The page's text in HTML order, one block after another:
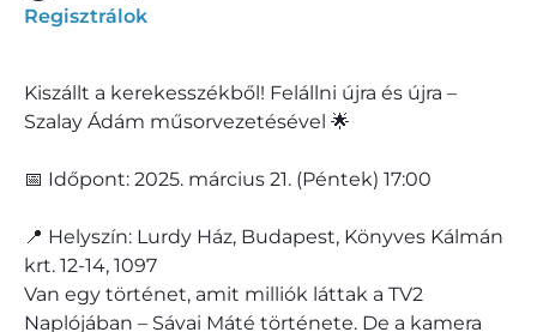
Regisztrálok
Kiszállt a kerekesszékből! Felállni újra és újra –
Szalay Ádám műsorvezetésével 🌟
📅 Időpont: 2025. március 21. (Péntek) 17:00
📍 Helyszín: Lurdy Ház, Budapest, Könyves Kálmán
krt. 12-14, 1097
Van egy történet, amit milliók láttak a TV2
Naplójában – Sávai Máté története. De a kamera